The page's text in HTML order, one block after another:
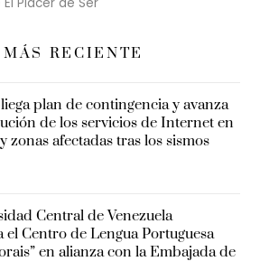
RECIENTE
plan de contingencia y avanza
de los servicios de Internet en
zonas afectadas tras los sismos
Central de Venezuela
el Centro de Lengua Portuguesa
en alianza con la Embajada de